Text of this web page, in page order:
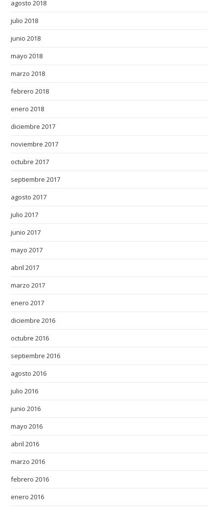
agosto 2018
julio 2018
junio 2018
mayo 2018
marzo 2018
febrero 2018
enero 2018
diciembre 2017
noviembre 2017
octubre 2017
septiembre 2017
agosto 2017
julio 2017
junio 2017
mayo 2017
abril 2017
marzo 2017
enero 2017
diciembre 2016
octubre 2016
septiembre 2016
agosto 2016
julio 2016
junio 2016
mayo 2016
abril 2016
marzo 2016
febrero 2016
enero 2016